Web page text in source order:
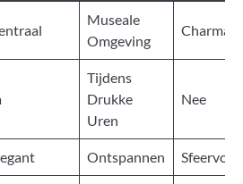
Museale
Omgeving
Charmant
Tijdens
Drukke
Uren
Nee
Ontspannen Sfeervol